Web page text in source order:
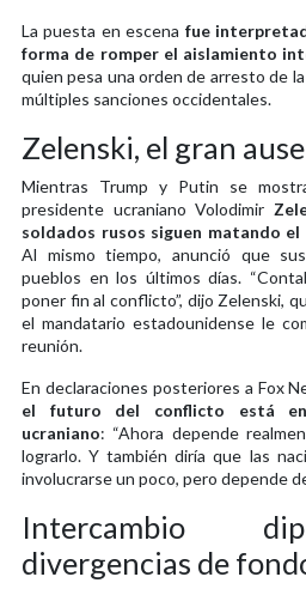
La puesta en escena fue
forma de romper el aislamiento
quien pesa una orden de arresto de
múltiples sanciones occidentales.
Zelenski, el gran
Mientras Trump y Putin se
presidente ucraniano Volodimir
soldados rusos siguen matando el
Al mismo tiempo, anunció que
pueblos en los últimos días.
poner fin al conflicto”, dijo Zelenski,
el mandatario estadounidense le
reunión.
En declaraciones posteriores a Fox
el futuro del conflicto está
ucraniano: “Ahora depende
lograrlo. Y también diría que las
involucrarse un poco, pero depende
Intercambio
divergencias de